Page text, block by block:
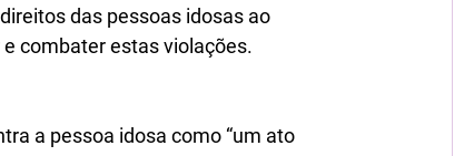
das pessoas idosas ao
combater estas violações.
a pessoa idosa como “um ato